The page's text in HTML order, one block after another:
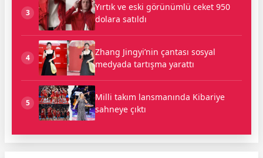
3
Yırtık ve eski görünümlü ceket 950
dolara satıldı
4
Zhang Jingyi’nin çantası sosyal
medyada tartışma yarattı
5
Milli takım lansmanında Kibariye
sahneye çıktı